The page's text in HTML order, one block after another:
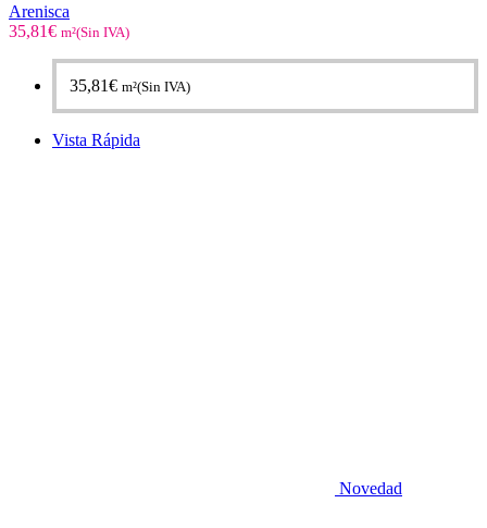
Arenisca
35,81€ m²(Sin IVA)
35,81€ m²(Sin IVA)
Vista Rápida
Novedad